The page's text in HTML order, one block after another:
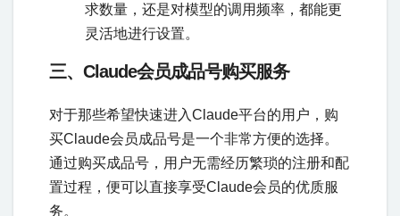
求数量，还是对模型的调用频率，都能更
灵活地进行设置。
三、Claude会员成品号购买服务
对于那些希望快速进入Claude平台的用户，购
买Claude会员成品号是一个非常方便的选择。
通过购买成品号，用户无需经历繁琐的注册和配
置过程，便可以直接享受Claude会员的优质服
务。